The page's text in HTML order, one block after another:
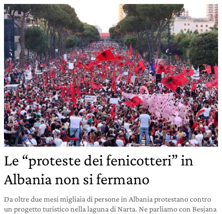
Le “proteste dei fenicotteri” in
Albania non si fermano
Da oltre due mesi migliaia di persone in Albania protestano contro
un progetto turistico nella laguna di Narta. Ne parliamo con Besjana